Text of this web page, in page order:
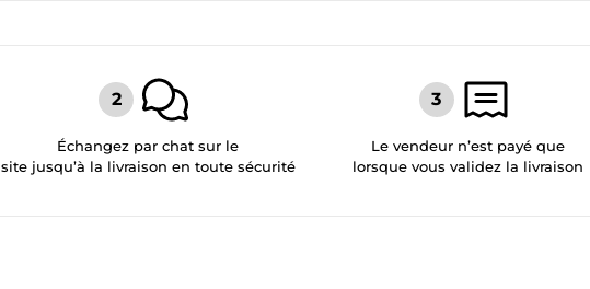
Échangez par chat sur le
site jusqu’à la livraison en toute sécurité
Le vendeur n’est payé que
lorsque vous validez la livraison